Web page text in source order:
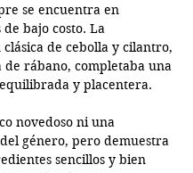
se encuentra en
bajo costo. La
de cebolla y cilantro,
de rábano, completaba una
y placentera.
novedoso ni una
género, pero demuestra
sencillos y bien